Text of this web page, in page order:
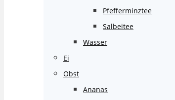
Pfefferminztee
Salbeitee
Wasser
Ei
Obst
Ananas